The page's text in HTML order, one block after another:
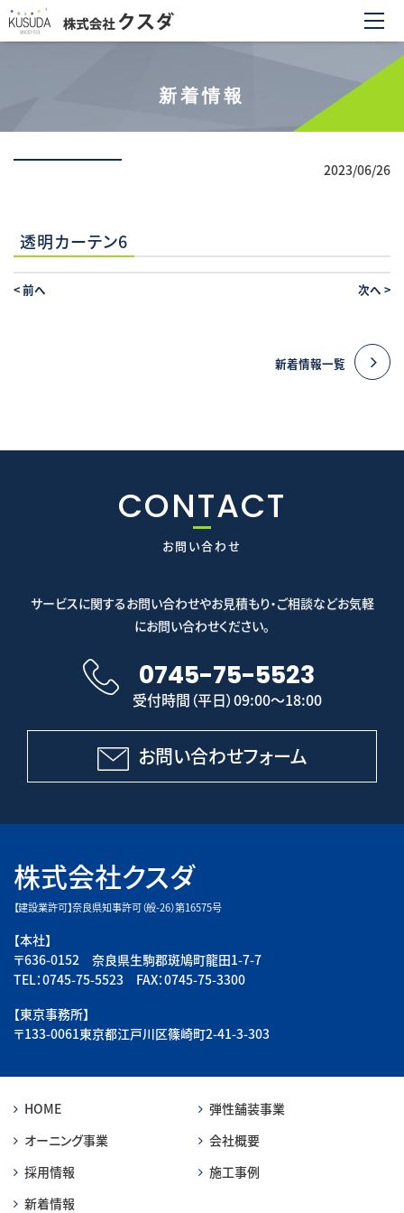
新着情報
2023/06/26
透明カーテン6
<前へ 次へ >
新着情報一覧
CONTACT
お問い合わせ
サービスに関するお問い合わせやお見積もり・ご相談などお気軽
にお問い合わせください。
0745-75-5523
受付時間（平日）09:00～18:00
お問い合わせフォーム
株式会社クスダ
【建設業許可】奈良県知事許可（般-26）第16575号
【本社】
〒636-0152 奈良県生駒郡斑鳩町龍田1-7-7
TEL：0745-75-5523 FAX：0745-75-3300
【東京事務所】
〒133-0061東京都江戸川区篠崎町2-41-3-303
HOME
弾性舗装事業
オーニング事業
会社概要
採用情報
施工事例
新着情報